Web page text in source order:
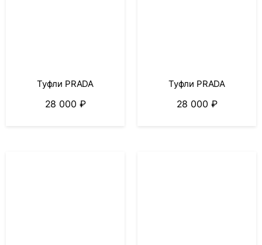
Туфли PRADA
28 000 ₽
Туфли PRADA
28 000 ₽